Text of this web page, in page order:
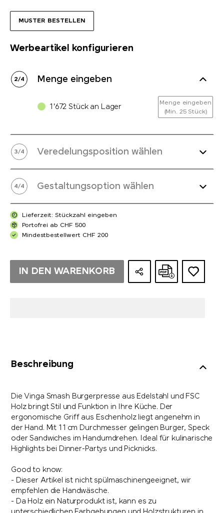
MUSTER BESTELLEN
Werbeartikel konfigurieren
2/4 Menge eingeben
1'672 Stück an Lager
Menge eingeben
(Min. 25 Stück)
3/4 Veredelungsposition wählen
4/4 Gestaltungsoption wählen
Lieferzeit: Stückzahl eingeben
Portofrei ab CHF 500
Mindestbestellwert CHF 200
IN DEN WARENKORB
Beschreibung
Die Vinga Smash Burgerpresse aus Edelstahl und FSC
Holz bringt Stil und Funktion in Ihre Küche. Der
ergonomische Griff aus Eschenholz liegt angenehm in
der Hand. Mit 11 cm Durchmesser gelingen Burger, Speck
oder Sandwiches im Handumdrehen. Ideal für kulinarische
Highlights bei Dinner-Partys und Picknicks.
Good to know:
- Dieser Artikel ist nicht spülmaschinengeeignet, wir
empfehlen die Handwäsche.
- Da Holz ein Naturprodukt ist, kann es zu